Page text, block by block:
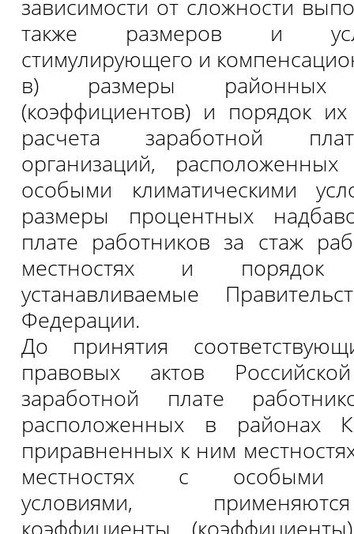
зависимости от сложности
также размеров и
стимулирующего и
в) размеры районных
(коэффициентов) и порядок
расчета заработной
организаций,
особыми климатическими
размеры процентных
плате работников за стаж
местностях и
устанавливаемые
Федерации.
До принятия
правовых актов
заработной плате
расположенных в районах
приравненных к ним
местностях с особыми
условиями,